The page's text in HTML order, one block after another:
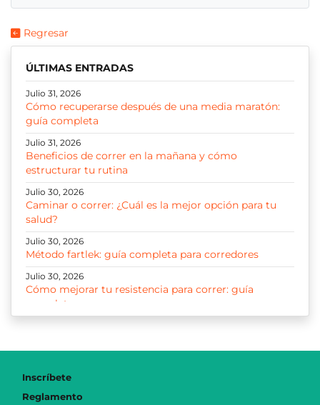
Regresar
ÚLTIMAS ENTRADAS
Julio 31, 2026
Cómo recuperarse después de una media maratón:
guía completa
Julio 31, 2026
Beneficios de correr en la mañana y cómo
estructurar tu rutina
Julio 30, 2026
Caminar o correr: ¿Cuál es la mejor opción para tu
salud?
Julio 30, 2026
Método fartlek: guía completa para corredores
Julio 30, 2026
Cómo mejorar tu resistencia para correr: guía
completa
cada kilómetro
Julio 29, 2026
principiantes
Inscríbete
Reglamento